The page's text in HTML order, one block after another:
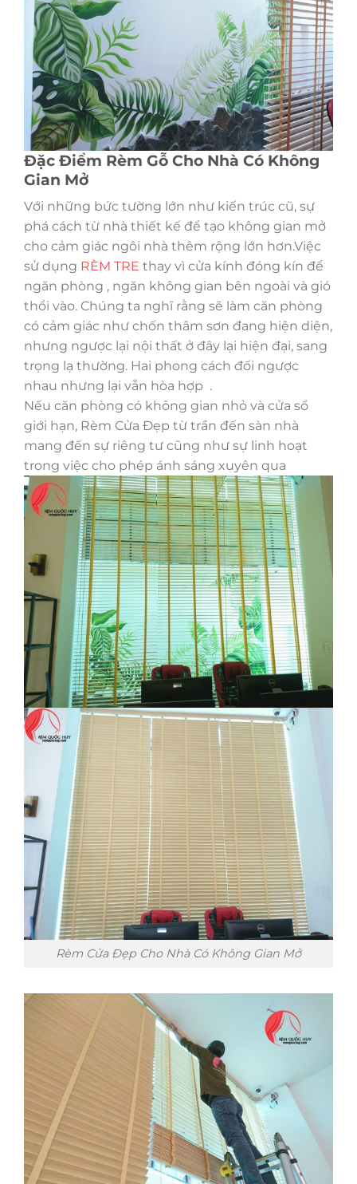
Đặc Điểm Rèm Gỗ Cho Nhà Có Không
Gian Mở
Với những bức tường lớn như kiến trúc cũ, sự
phá cách từ nhà thiết kế để tạo không gian mở
cho cảm giác ngôi nhà thêm rộng lớn hơn.Việc
sử dụng RÈM TRE thay vì cửa kính đóng kín để
ngăn phòng , ngăn không gian bên ngoài và gió
thổi vào. Chúng ta nghĩ rằng sẽ làm căn phòng
có cảm giác như chốn thâm sơn đang hiện diện,
nhưng ngược lại nội thất ở đây lại hiện đại, sang
trọng lạ thường. Hai phong cách đối ngược
nhau nhưng lại vẫn hòa hợp .
Nếu căn phòng có không gian nhỏ và cửa sổ
giới hạn, Rèm Cửa Đẹp từ trần đến sàn nhà
mang đến sự riêng tư cũng như sự linh hoạt
trong việc cho phép ánh sáng xuyên qua
Rèm Cửa Đẹp Cho Nhà Có Không Gian Mở